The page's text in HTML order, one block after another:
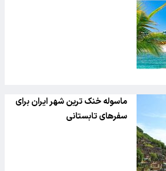
ماسوله خنک ترین شهر ایران برای
سفرهای تابستانی